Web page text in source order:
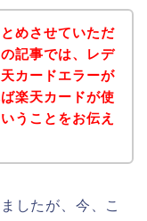
めさせていただ
記事では、レデ
カードエラーが
楽天カードが使
うことをお伝え
したが、今、こ